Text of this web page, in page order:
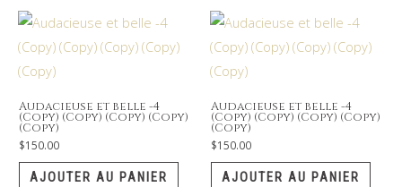
Audacieuse et belle -4
(Copy) (Copy) (Copy) (Copy)
(Copy)
$150.00
AJOUTER AU PANIER
Audacieuse et belle -4
(Copy) (Copy) (Copy) (Copy)
(Copy)
$150.00
AJOUTER AU PANIER